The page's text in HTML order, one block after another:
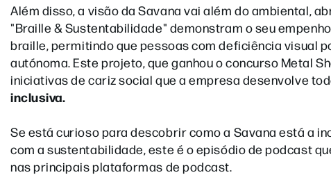
Além disso, a visão da Savana vai além do ambiental,
"Braille & Sustentabilidade" demonstram o seu
braille, permitindo que pessoas com deficiência visual
autónoma. Este projeto, que ganhou o concurso Metal
iniciativas de cariz social que a empresa desenvolve
inclusiva.
Se está curioso para descobrir como a Savana está a
com a sustentabilidade, este é o episódio de podcast
nas principais plataformas de podcast.